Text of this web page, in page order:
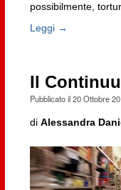
possibilmente,
Leggi →
Il
Pubblicato il20 Ottobre
di Alessandra